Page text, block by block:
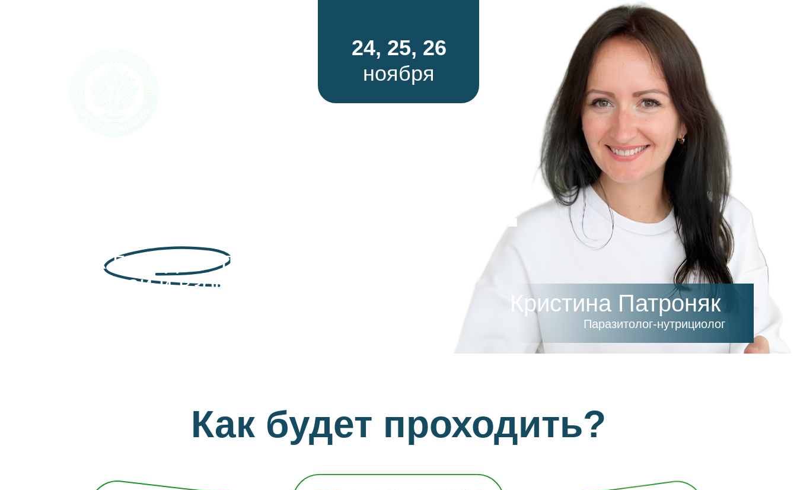
как победить паразитов
у детей и взрослых
Путь к чистоте:
24, 25, 26
ноября
Кристина Патроняк
Паразитолог-нутрициолог
Как будет проходить?